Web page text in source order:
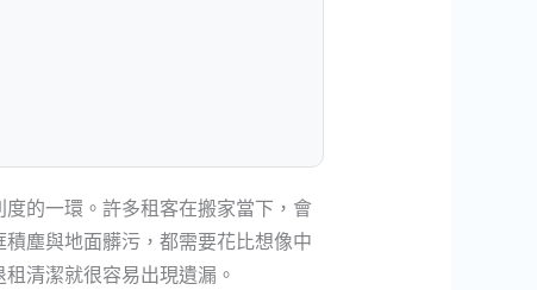
的一環。許多租客在搬家當下，會
塵與地面髒污，都需要花比想像中
清潔就很容易出現遺漏。